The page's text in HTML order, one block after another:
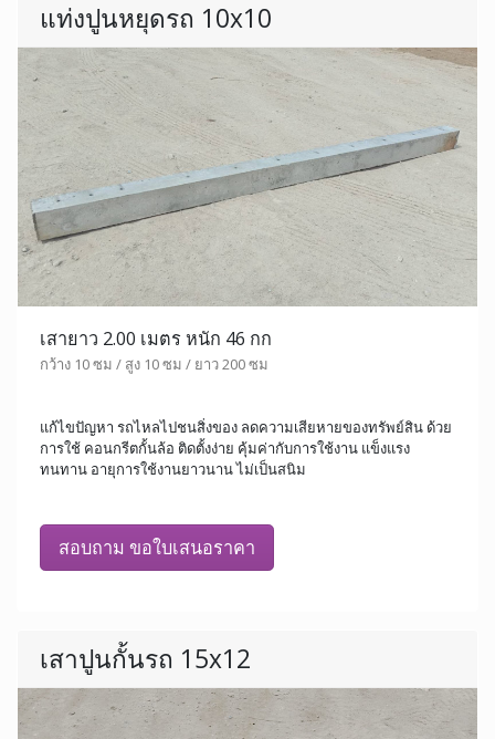
แท่งปูนหยุดรถ 10x10
เสายาว 2.00 เมตร หนัก 46 กก
กว้าง 10 ซม / สูง 10 ซม / ยาว 200 ซม
แก้ไขปัญหา รถไหลไปชนสิ่งของ ลดความเสียหายของทรัพย์สิน ด้วย
การใช้ คอนกรีตกั้นล้อ ติดตั้งง่าย คุ้มค่ากับการใช้งาน แข็งแรง
ทนทาน อายุการใช้งานยาวนาน ไม่เป็นสนิม
สอบถาม ขอใบเสนอราคา
เสาปูนกั้นรถ 15x12